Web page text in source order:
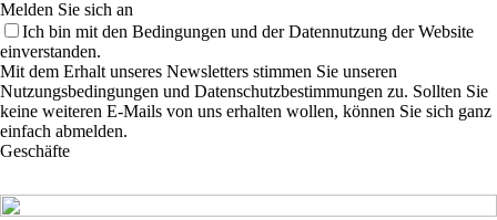
Melden Sie sich an
Ich bin mit den Bedingungen und der Datennutzung der Website
einverstanden.
Mit dem Erhalt unseres Newsletters stimmen Sie unseren
Nutzungsbedingungen und Datenschutzbestimmungen zu. Sollten Sie
keine weiteren E-Mails von uns erhalten wollen, können Sie sich ganz
einfach abmelden.
Geschäfte